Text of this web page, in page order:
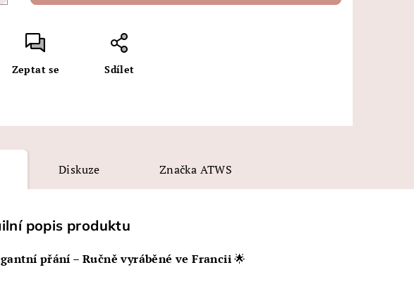
Zeptat se Sdílet
Diskuze Značka ATWS
popis produktu
přání – Ručně vyráběné ve Francii🌟